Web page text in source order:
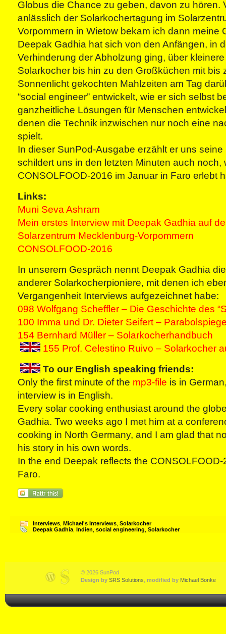
Globus die Chance zu geben, davon zu hören.
anlässlich der Solarkochertagung im
Vorpommern in Wietow bekam ich dann meine
Deepak Gadhia hat sich von den Anfängen, in
Verhinderung der Abholzung ging, über
Solarkocher bis hin zu den Großküchen mit bis
Sonnenlicht gekochten Mahlzeiten am Tag
“social engineer” entwickelt, wie er sich selbst
ganzheitliche Lösungen für Menschen
denen die Technik inzwischen nur noch eine
spielt.
In dieser SunPod-Ausgabe erzählt er uns
schildert uns in den letzten Minuten auch noch,
CONSOLFOOD-2016 im Januar in Faro erlebt
Links:
Muni Seva Ashram
Mein erstes Interview mit Deepak Gadhia auf
Solarzentrum Mecklenburg-Vorpommern
CONSOLFOOD-2016
In unserem Gespräch nennt Deepak Gadhia
anderer Solarkocherpioniere, mit denen ich
Vergangenheit Interviews aufgezeichnet habe:
098 Wolfgang Scheffler – Die Geschichte des
100 Imma und Dr. Dieter Seifert –
154 Bernhard Müller – Solarkocherhandbuch
155 Prof. Celestino Ruivo – Solarkocher
To our English speaking friends:
Only the first minute of the mp3-file is in
interview is in English.
Every solar cooking enthusiast around the
Gadhia. Two weeks ago I met him at a
cooking in North Germany, and I am glad that
his story in his own words.
In the end Deepak reflects the
Faro.
Interviews Michael's Interviews Solarkocher
Deepak Gadhia Indien social engineering Solarkocher
© 2026 SunPod
Design by SRS Solutions modified by Michael Bonke